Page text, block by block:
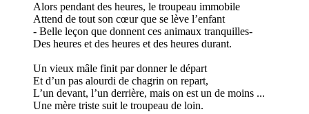
Alors pendant des heures, le troupeau immobile
Attend de tout son cœur que se lève l’enfant
- Belle leçon que donnent ces animaux tranquilles-
Des heures et des heures et des heures durant.
Un vieux mâle finit par donner le départ
Et d’un pas alourdi de chagrin on repart,
L’un devant, l’un derrière, mais on est un de moins ...
Une mère triste suit le troupeau de loin.